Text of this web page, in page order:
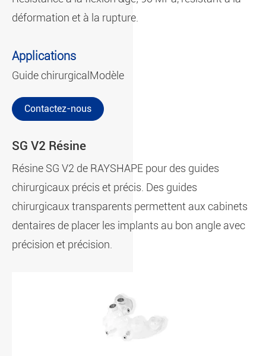
déformation et à la rupture.
Applications
Guide chirurgicalModèle
Contactez-nous
SG V2 Résine
Résine SG V2 de RAYSHAPE pour des guides
chirurgicaux précis et précis. Des guides
chirurgicaux transparents permettent aux cabinets
dentaires de placer les implants au bon angle avec
précision et précision.